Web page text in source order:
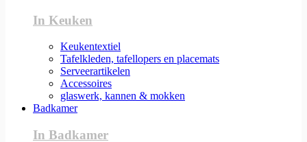
In Keuken
Keukentextiel
Tafelkleden, tafellopers en placemats
Serveerartikelen
Accessoires
glaswerk, kannen & mokken
Badkamer
In Badkamer